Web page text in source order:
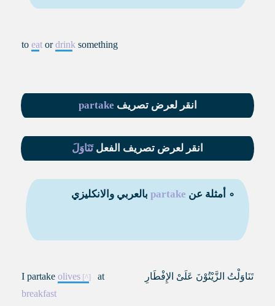
to eat ordrink something
انقر لعرض تصريف partake
انقر لعرض تصريف الفعلتَنَاوَلَ
∘ أمثلة عن partake بالعربي والانكليزي
تَنَاوَلْتُ الزَّيْتُوْنَ عَلَىْ الإِفْطَارِ I partake olives
at
breakfast